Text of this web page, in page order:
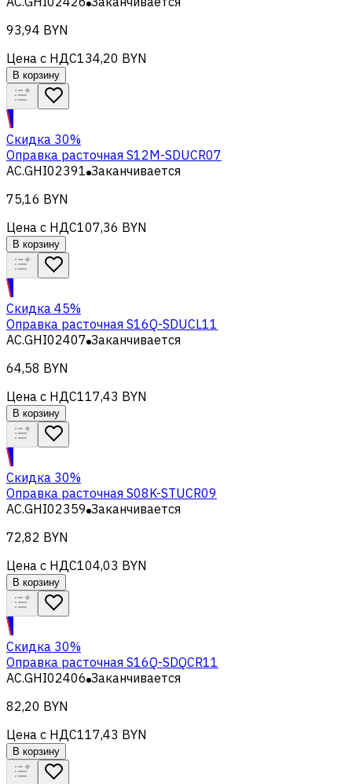
93,94 BYN
Цена с НДС134,20 BYN
В корзину
Скидка 30%
Оправка расточная S12M-SDUCR07
AC.GHI02391 Заканчивается
75,16 BYN
Цена с НДС107,36 BYN
В корзину
Скидка 45%
Оправка расточная S16Q-SDUCL11
AC.GHI02407 Заканчивается
64,58 BYN
Цена с НДС117,43 BYN
В корзину
Скидка 30%
Оправка расточная S08K-STUCR09
AC.GHI02359 Заканчивается
72,82 BYN
Цена с НДС104,03 BYN
В корзину
Скидка 30%
Оправка расточная S16Q-SDQCR11
AC.GHI02406 Заканчивается
82,20 BYN
Цена с НДС117,43 BYN
В корзину